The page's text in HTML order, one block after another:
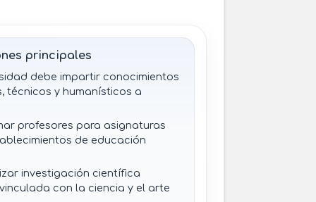
principales
debe impartir conocimientos
técnicos y humanísticos a
profesores para asignaturas
de educación
investigación científica
con la ciencia y el arte